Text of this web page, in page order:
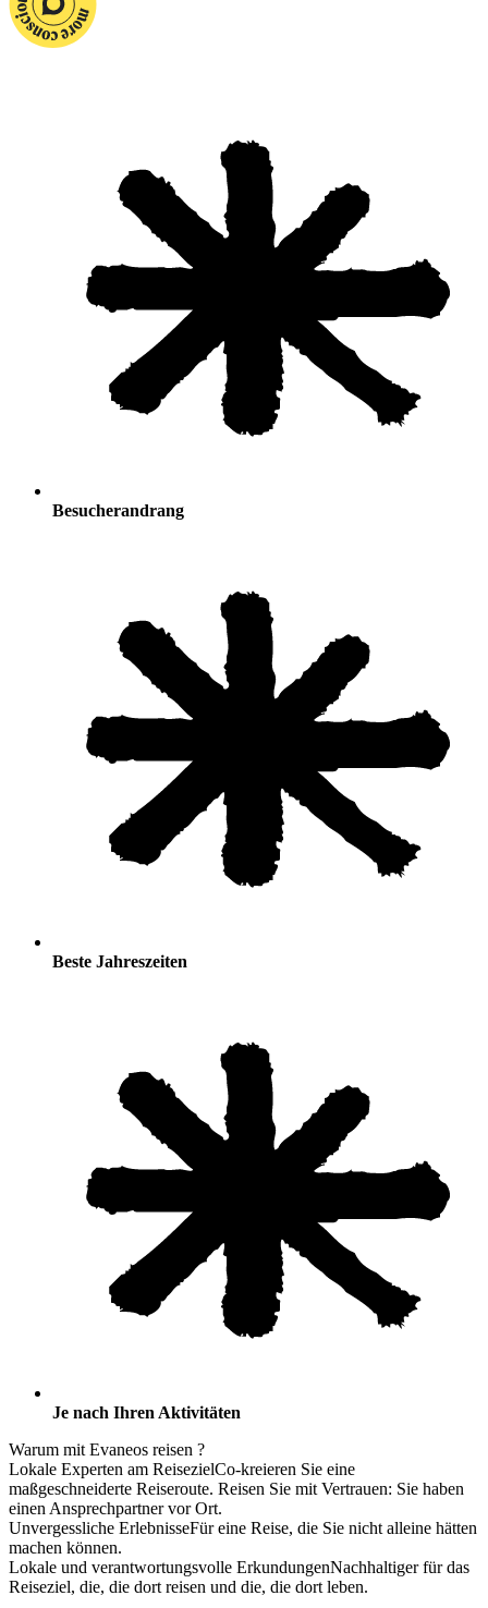
Besucherandrang
Beste Jahreszeiten
Je nach Ihren Aktivitäten
Warum mit Evaneos reisen ?
Lokale Experten am ReisezielCo-kreieren Sie eine
maßgeschneiderte Reiseroute. Reisen Sie mit Vertrauen: Sie haben
einen Ansprechpartner vor Ort.
Unvergessliche ErlebnisseFür eine Reise, die Sie nicht alleine hätten
machen können.
Lokale und verantwortungsvolle ErkundungenNachhaltiger für das
Reiseziel, die, die dort reisen und die, die dort leben.